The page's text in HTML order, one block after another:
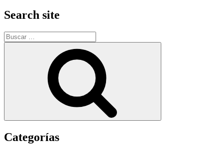
Search site
Buscar
por:
Categorías